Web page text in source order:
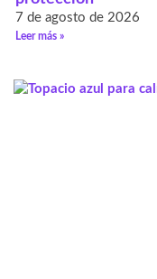
7 de agosto de 2026
Leer más »